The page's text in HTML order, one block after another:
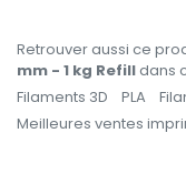
Retrouver aussi ce
mm - 1 kg Refilldans
Filaments 3D
PLA
Meilleures ventes